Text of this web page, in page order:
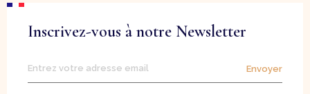
Inscrivez-vous à notre Newsletter
Envoyer